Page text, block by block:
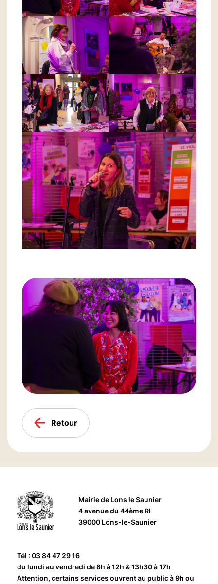
Retour
Mairie de Lons le Saunier
4 avenue du 44ème RI
39000 Lons-le-Saunier
Tél : 03 84 47 29 16
du lundi au vendredi de 8h à 12h & 13h30 à 17h
Attention, certains services ouvrent au public à 9h ou